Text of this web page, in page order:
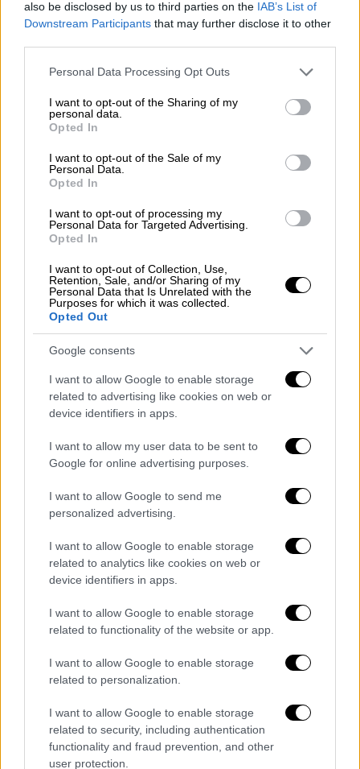
also be disclosed by us to third parties on the IAB’s List of
Downstream Participants that may further disclose it to other
Please note that this website/app uses one or more Google
not limited to your visit or usage behaviour. You may click to
grant or deny consent to Google and its third-party tags to
use your data for below specified purposes in below Google
consent section.
Personal Data Processing Opt Outs
I want to opt-out of the Sharing of my
personal data.
Opted In
I want to opt-out of the Sale of my
Personal Data.
Opted In
I want to opt-out of processing my
Personal Data for Targeted Advertising.
Opted In
I want to opt-out of Collection, Use,
Retention, Sale, and/or Sharing of my
Personal Data that Is Unrelated with the
Purposes for which it was collected.
Opted Out
Google consents
I want to allow Google to enable storage
related to advertising like cookies on web or
device identifiers in apps.
I want to allow my user data to be sent to
Google for online advertising purposes.
I want to allow Google to send me
personalized advertising.
I want to allow Google to enable storage
related to analytics like cookies on web or
device identifiers in apps.
I want to allow Google to enable storage
related to functionality of the website or app.
I want to allow Google to enable storage
related to personalization.
I want to allow Google to enable storage
related to security, including authentication
functionality and fraud prevention, and other
user protection.
Μπαντέραςθυμήθηκε ότι ο Αμερικανός
σκηνοθέτης και παραγωγός του είπε ότι «τα
πράγματα πρόκειται να αλλάξουν».
«Ο Στίβεν Σπίλμπεργκ μου είπε μια φορά στη
διάρκεια των γυρισμάτων: "Αυτό θα είναι
πιθανώς ένα από τα τελευταία γουέστερν
που γυρίζεται με τον τρόπο που γυρίζονταν
τα γουέστερν παλιά, με πραγματικές σκηνές
με αληθινά άλογα, πραγματικό σπαθί, όπου
όλα είναι αληθινά, χωρίς CGI"» ανέφερε ο
σύμφωνα με
τον Μπαντέρας, τόνισε ακόμη: «Αλλά τα
γρήγορα. Και έτσι θα πρέπει να είστε
περήφανοι για αυτήν την ταινία».
«Δεν ξέρω αν αντιλαμβανόμουν απόλυτα
όταν γύριζα την ταινία ότι θα είχε
αντίκτυπος που έχει, και ειδικά μετά από 25
χρόνια… Ήταν μια πολύ όμορφη ταινία
περιπέτειας με πολλά συστατικά που την
έκαναν να λάμπει με πολύ όμορφο τρόπο.
υπογράμμισε.
Ο Μπαντέρας και η συμπρωταγωνίστριά